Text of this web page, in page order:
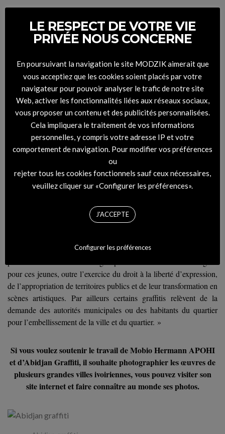
déplacer), tout le monde peut visiter à partir d’un téléphone
portable, d’une tablette ou d’un ordinateur connecté à internet,
Abidjan graffiti
On est admiratif devant ses choix visuels avec des graffitis
surprenant par leur créativité et leur liberté artistique. A Abidjan,
le mobilier urbain, notamment les façades des murs jouxtant les
grandes rues, sont de plus en plus conquis par les graffitis, œuvres
de talentueux jeunes artistes, qui trouvent là, à la fois, le moyen
d’extérioriser une pensée, un point de vue ou une émotion et de
dans la ville d’Abidjan, sont en majeur partie les initiatives
pour ces jeunes, outre l’exercice du droit à la liberté d’expression,
de l’appropriation de territoires publics et de leur transformation en
scènes artistiques. Par ailleurs certains graffitis relèvent de la
demande des autorités municipales ou des habitants du quartier
pour l’embellissement de la ville et du quartier. »
Si vous voulez soutenir le travail de Mobio Hermann APOHI
et d’Abidjan Graffiti, il souhaite photographier les œuvres de
plusieurs grandes villes ivoiriennes, vous pouvez visiter son
site internet et faire connaître au monde ses photos.
LE RESPECT DE VOTRE VIE
PRIVÉE NOUS CONCERNE
En poursuivant la navigation le site MODZIK aimerait que
vous acceptiez que les cookies soient placés par votre
navigateur pour pouvoir analyser le trafic de notre site
Web, activer les fonctionnalités liées aux réseaux sociaux,
vous proposer un contenu et des publicités personnalisées.
Cela impliquera le traitement de vos informations
personnelles, y compris votre adresse IP et votre
comportement de navigation. Pour modifier vos préférences
ou
rejeter tous les cookies fonctionnels sauf ceux nécessaires,
veuillez cliquer sur «Configurer les préférences».
J'ACCEPTE
Configurer les préférences